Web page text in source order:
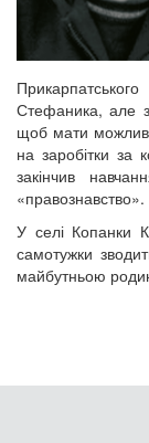
Стефаника, але
щоб мати
на заробітки за
закінчив
«правознавство».
У селі Копанки
самотужки
майбутньою